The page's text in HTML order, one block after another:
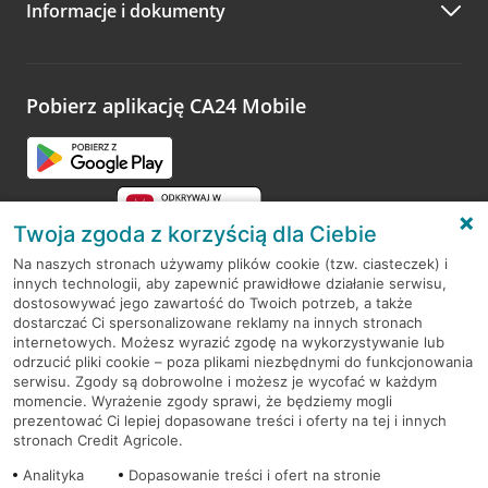
Zachęcamy do podzielenia się z nami opinią o wizycie.
opinie.
Informacje i dokumenty
Pobierz aplikację CA24 Mobile
RODO
Regulamin serwisu
Mapa serwisu
PolitykaCookies
Twoja zgoda z korzyścią dla Ciebie
Na naszych stronach używamy plików cookie (tzw. ciasteczek) i
innych technologii, aby zapewnić prawidłowe działanie serwisu,
dostosowywać jego zawartość do Twoich potrzeb, a także
dostarczać Ci spersonalizowane reklamy na innych stronach
internetowych. Możesz wyrazić zgodę na wykorzystywanie lub
odrzucić pliki cookie – poza plikami niezbędnymi do funkcjonowania
serwisu. Zgody są dobrowolne i możesz je wycofać w każdym
momencie. Wyrażenie zgody sprawi, że będziemy mogli
prezentować Ci lepiej dopasowane treści i oferty na tej i innych
stronach Credit Agricole.
Analityka
Dopasowanie treści i ofert na stronie